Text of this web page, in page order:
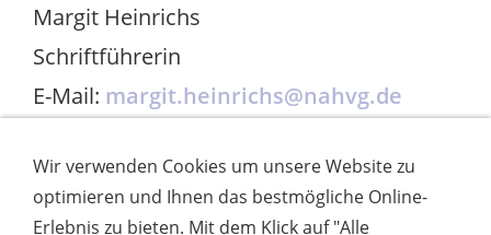
Margit Heinrichs
Schriftführerin
E-Mail: margit.heinrichs@nahvg.de
VORSTANDSCHAFT
Wir verwenden Cookies um unsere Website zu
optimieren und Ihnen das bestmögliche Online-
Erlebnis zu bieten. Mit dem Klick auf "Alle